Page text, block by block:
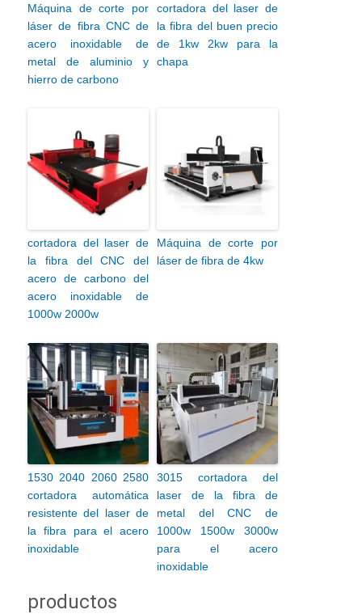
Máquina de corte por
láser de fibra CNC de
acero inoxidable de
metal de aluminio y
hierro de carbono
cortadora del laser de
la fibra del buen precio
de 1kw 2kw para la
chapa
cortadora del laser de
la fibra del CNC del
acero de carbono del
acero inoxidable de
1000w 2000w
Máquina de corte por
láser de fibra de 4kw
1530 2040 2060 2580
cortadora automática
resistente del laser de
la fibra para el acero
inoxidable
3015 cortadora del
laser de la fibra de
metal del CNC de
1000w 1500w 3000w
para el acero
inoxidable
productos